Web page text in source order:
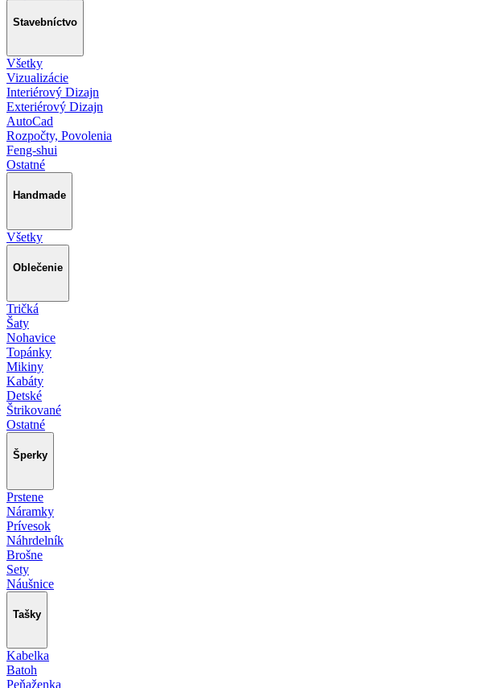
Stavebníctvo
Všetky
Vizualizácie
Interiérový Dizajn
Exteriérový Dizajn
AutoCad
Rozpočty, Povolenia
Feng-shui
Ostatné
Handmade
Všetky
Oblečenie
Tričká
Šaty
Nohavice
Topánky
Mikiny
Kabáty
Detské
Štrikované
Ostatné
Šperky
Prstene
Náramky
Prívesok
Náhrdelník
Brošne
Sety
Náušnice
Tašky
Kabelka
Batoh
Peňaženka